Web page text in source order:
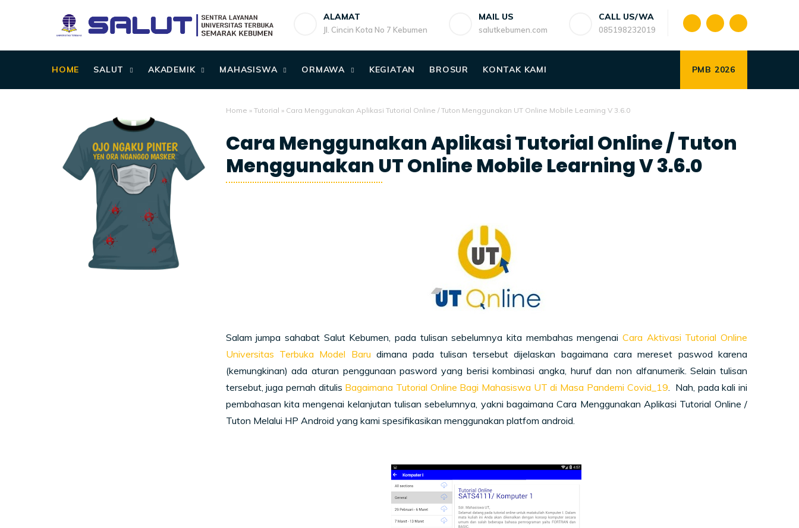
ALAMAT
Jl. Cincin Kota No 7 Kebumen
MAIL US
salutkebumen.com
CALL US/WA
085198232019
HOME SALUT AKADEMIK MAHASISWA ORMAWA KEGIATAN BROSUR KONTAK KAMI PMB 2026
Home » Tutorial » Cara Menggunakan Aplikasi Tutorial Online / Tuton Menggunakan UT Online Mobile Learning V 3.6.0
Cara Menggunakan Aplikasi Tutorial Online / Tuton
Menggunakan UT Online Mobile Learning V 3.6.0
Salam jumpa sahabat Salut Kebumen, pada tulisan sebelumnya kita membahas mengenai Cara Aktivasi Tutorial Online
Universitas Terbuka Model Baru dimana pada tulisan tersebut dijelaskan bagaimana cara mereset paswod karena
(kemungkinan) ada aturan penggunaan pasword yang berisi kombinasi angka, huruf dan non alfanumerik. Selain tulisan
tersebut, juga pernah ditulis Bagaimana Tutorial Online Bagi Mahasiswa UT di Masa Pandemi Covid_19. Nah, pada kali ini
pembahasan kita mengenai kelanjutan tulisan sebelumnya, yakni bagaimana Cara Menggunakan Aplikasi Tutorial Online /
Tuton Melalui HP Android yang kami spesifikasikan menggunakan platfom android.